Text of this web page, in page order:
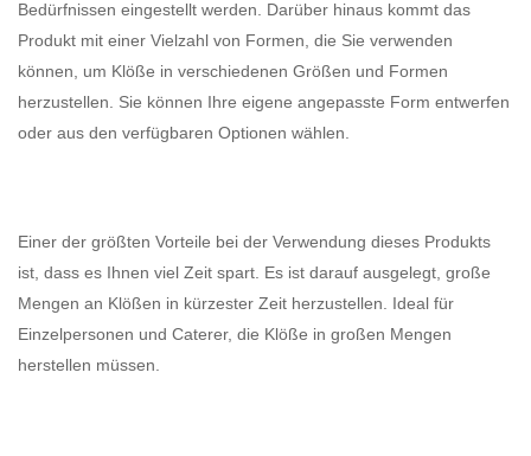
Bedürfnissen eingestellt werden. Darüber hinaus kommt das
Produkt mit einer Vielzahl von Formen, die Sie verwenden
können, um Klöße in verschiedenen Größen und Formen
herzustellen. Sie können Ihre eigene angepasste Form entwerfen
oder aus den verfügbaren Optionen wählen.
Einer der größten Vorteile bei der Verwendung dieses Produkts
ist, dass es Ihnen viel Zeit spart. Es ist darauf ausgelegt, große
Mengen an Klößen in kürzester Zeit herzustellen. Ideal für
Einzelpersonen und Caterer, die Klöße in großen Mengen
herstellen müssen.